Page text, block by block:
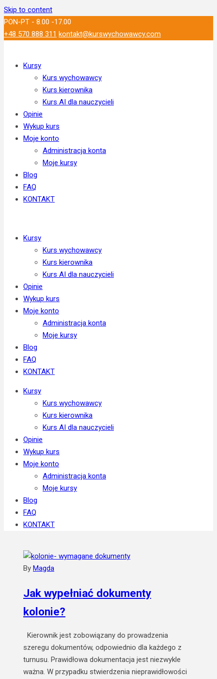
Skip to content
PON-PT - 8.00 -17.00
+48 570 888 311 kontakt@kurswychowawcy.com
Kursy
Kurs wychowawcy
Kurs kierownika
Kurs AI dla nauczycieli
Opinie
Wykup kurs
Moje konto
Administracja konta
Moje kursy
Blog
FAQ
KONTAKT
Kursy
Kurs wychowawcy
Kurs kierownika
Kurs AI dla nauczycieli
Opinie
Wykup kurs
Moje konto
Administracja konta
Moje kursy
Blog
FAQ
KONTAKT
Kursy
Kurs wychowawcy
Kurs kierownika
Kurs AI dla nauczycieli
Opinie
Wykup kurs
Moje konto
Administracja konta
Moje kursy
Blog
FAQ
KONTAKT
By Magda
Jak wypełniać dokumenty
kolonie?
Kierownik jest zobowiązany do prowadzenia
szeregu dokumentów, odpowiednio dla każdego z
turnusu. Prawidłowa dokumentacja jest niezwykle
ważna. W przypadku stwierdzenia nieprawidłowości